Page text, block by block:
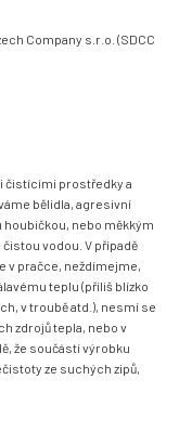
Company s.r.o. (SDCC
čistícími prostředky a
bělidla, agresivní
nebo měkkým
vodou. V případě
v pračce, neždímejme,
teplu (příliš blízko
v troubě atd.), nesmí se
zdrojů tepla, nebo v
že součástí výrobku
ze suchých zipů,